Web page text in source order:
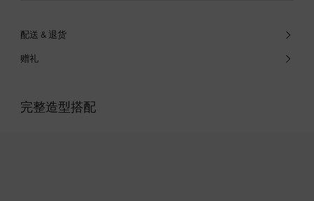
配送 & 退货
赠礼
完整造型搭配